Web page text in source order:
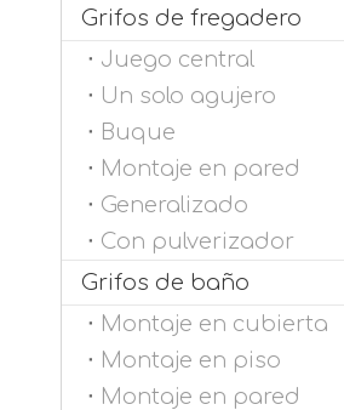
Grifos de fregadero
Juego central
Un solo agujero
Buque
Montaje en pared
Generalizado
Con pulverizador
Grifos de baño
Montaje en cubierta
Montaje en piso
Montaje en pared